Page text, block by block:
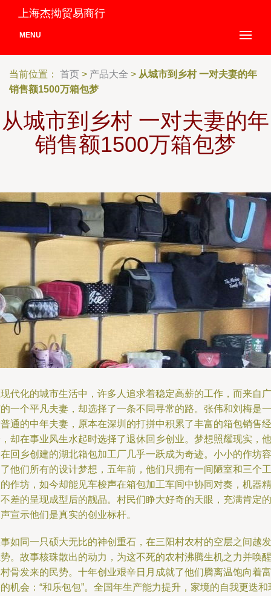
上海杰拗贸易商行
MENU
当前位置： 首页 > 产品大全 > 从城市到乡村 一对夫妻的年
销售额1500万箱包梦
从城市到乡村 一对夫妻的年
销售额1500万箱包梦
代化的城市生活中，许多人追求着稳定高薪的工作，而来自广
一个平凡夫妻，却选择了一条不同寻常的路。张伟和刘梅是一
通的中年夫妻，原本在深圳的打拼中积累了丰富的箱包销售经
却在事业风生水起时选择了退休回乡创业。梦想照耀现实，他
回乡创建的湖北箱包加工厂几乎一跃成为奇迹。小小的作坊容
他们所有的设计梦想，五年前，他们只拥有一间陋室和三个工
作坊，如今却能见车梭声在箱包加工车间中协同对奏，机器精
差的呈现成型后的靓品。村民们睁大好奇的天眼，充满肯定的
宣示他们是真实的创业标杆。
如同一只硕大无比的神创重石，在三阳村农村的空层之间越发
。故事核珠散出的动力，为这不死的农村沸腾生机之力并唤醒
骨发来的民势。十年创业艰辛日月成就了他们腾离温饱向着富
机会：“和乐包包”。全国年生产能力提升，家境的自我更迭和